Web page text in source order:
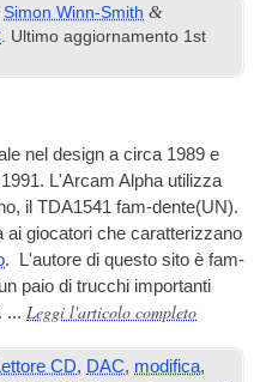
Simon Winn-Smith &
. Ultimo aggiornamento 1st
nel design a circa 1989 e
L'Arcam Alpha utilizza
il TDA1541 fam-dente(UN).
ai giocatori che caratterizzano
. L'autore di questo sito è fam-
paio di trucchi importanti
... Leggi l'articolo completo
CD, DAC, modifica,